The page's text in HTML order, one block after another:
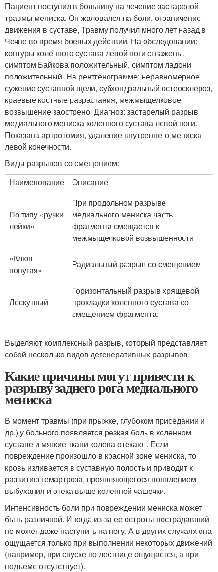
Пациент поступил в больницу на лечение застарелой
травмы мениска. Он жаловался на боли, ограничение
движения в суставе, Травму получил много лет назад в
Чечне во время боевых действий. На обследовании:
контуры коленного сустава левой ноги сглажены,
симптом Байкова положительный, симптом ладони
положительный. На рентгенограмме: неравномерное
сужение суставной щели, субхондральный остеосклероз,
краевые костные разрастания, межмыщелковое
возвышение заострено. Диагноз: застарелый разрыв
медиального мениска коленного сустава левой ноги.
Показана артротомия, удаление внутреннего мениска
левой конечности.
Виды разрывов со смещением:
Наименование
Описание
По типу «ручки
лейки»
При продольном разрыве
медиального мениска часть
фрагмента смещается к
межмыщелковой возвышенности
«Клюв
попугая»
Радиальный разрыв со смещением
Лоскутный
Горизонтальный разрыв хрящевой
прокладки коленного сустава со
смещением фрагмента;
Выделяют комплексный разрыв, который представляет
собой несколько видов дегенеративных разрывов.
Какие причины могут привести к
разрыву заднего рога медиального
мениска
В момент травмы (при прыжке, глубоком приседании и
др.) у больного появляется резкая боль в коленном
суставе и мягкие ткани колена отекают. Если
повреждение произошло в красной зоне мениска, то
кровь изливается в суставную полость и приводит к
развитию гемартроза, проявляющегося появлением
выбухания и отека выше коленной чашечки.
Интенсивность боли при повреждении мениска может
быть различной. Иногда из-за ее остроты пострадавший
не может даже наступить на ногу. А в других случаях она
ощущается только при выполнении некоторых движений
(например, при спуске по лестнице ощущается, а при
подъеме отсутствует).